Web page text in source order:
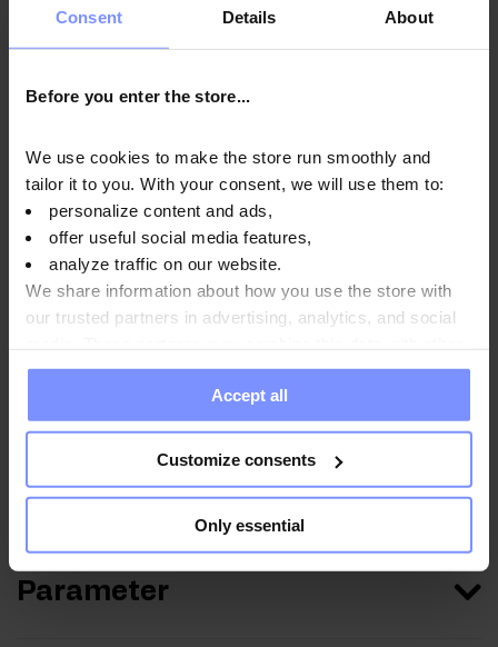
Consent Details About
Before you enter the store...
We use cookies to make the store run smoothly and
tailor it to you. With your consent, we will use them to:
personalize content and ads,
offer useful social media features,
analyze traffic on our website.
We share information about how you use the store with
our trusted partners in advertising, analytics, and social
information you have provided to them or that they have
collected when you use their services. Do you agree?
Accept all
Customize consents
Only essential
aufrechtzuerhalten.
OstroVit Citrullin - Mikrobiologische analyse 22.01.2026
OstroVit Citrullin - Bestimmung des schwermetallgehalts
14.01.2026
Anwendungsweise
Nährwertinformationen
Parameter